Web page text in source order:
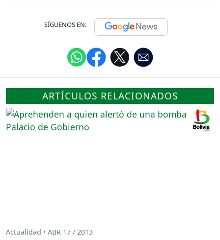
SÍGUENOS EN:
ARTÍCULOS RELACIONADOS
Actualidad • ABR 17 / 2013